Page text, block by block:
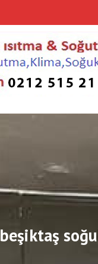
beşiktaş